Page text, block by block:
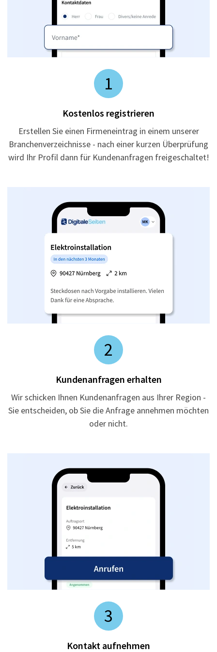
1
Kostenlos registrieren
Erstellen Sie einen Firmeneintrag in einem unserer
Branchenverzeichnisse - nach einer kurzen Überprüfung
wird Ihr Profil dann für Kundenanfragen freigeschaltet!
2
Kundenanfragen erhalten
Wir schicken Ihnen Kundenanfragen aus Ihrer Region -
Sie entscheiden, ob Sie die Anfrage annehmen möchten
oder nicht.
3
Kontakt aufnehmen